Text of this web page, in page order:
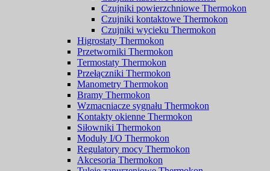
Czujniki powierzchniowe Thermokon
Czujniki kontaktowe Thermokon
Czujniki wycieku Thermokon
Higrostaty Thermokon
Przetworniki Thermokon
Termostaty Thermokon
Przełączniki Thermokon
Manometry Thermokon
Bramy Thermokon
Wzmacniacze sygnału Thermokon
Kontakty okienne Thermokon
Siłowniki Thermokon
Moduły I/O Thermokon
Regulatory mocy Thermokon
Akcesoria Thermokon